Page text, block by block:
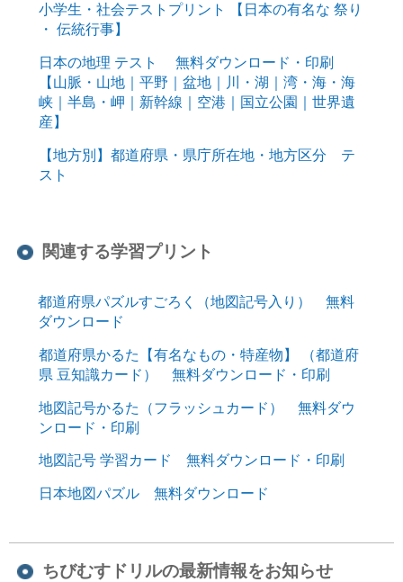
小学生・社会テストプリント 【日本の有名な 祭り
・ 伝統行事】
日本の地理 テスト 無料ダウンロード・印刷
【山脈・山地｜平野｜盆地｜川・湖｜湾・海・海
峡｜半島・岬｜新幹線｜空港｜国立公園｜世界遺
産】
【地方別】都道府県・県庁所在地・地方区分 テ
スト
関連する学習プリント
都道府県パズルすごろく（地図記号入り） 無料
ダウンロード
都道府県かるた【有名なもの・特産物】 （都道府
県 豆知識カード） 無料ダウンロード・印刷
地図記号かるた（フラッシュカード） 無料ダウ
ンロード・印刷
地図記号 学習カード 無料ダウンロード・印刷
日本地図パズル 無料ダウンロード
ちびむすドリルの最新情報をお知らせ